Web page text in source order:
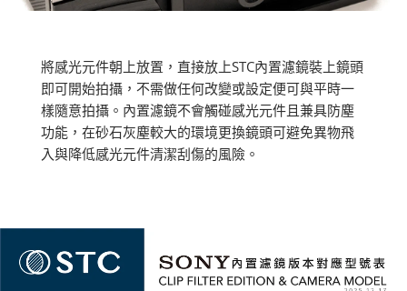
將感光元件朝上放置，直接放上STC內置濾鏡裝上鏡頭
即可開始拍攝，不需做任何改變或設定便可與平時一
樣隨意拍攝。內置濾鏡不會觸碰感光元件且兼具防塵
功能，在砂石灰塵較大的環境更換鏡頭可避免異物飛
入與降低感光元件清潔刮傷的風險。